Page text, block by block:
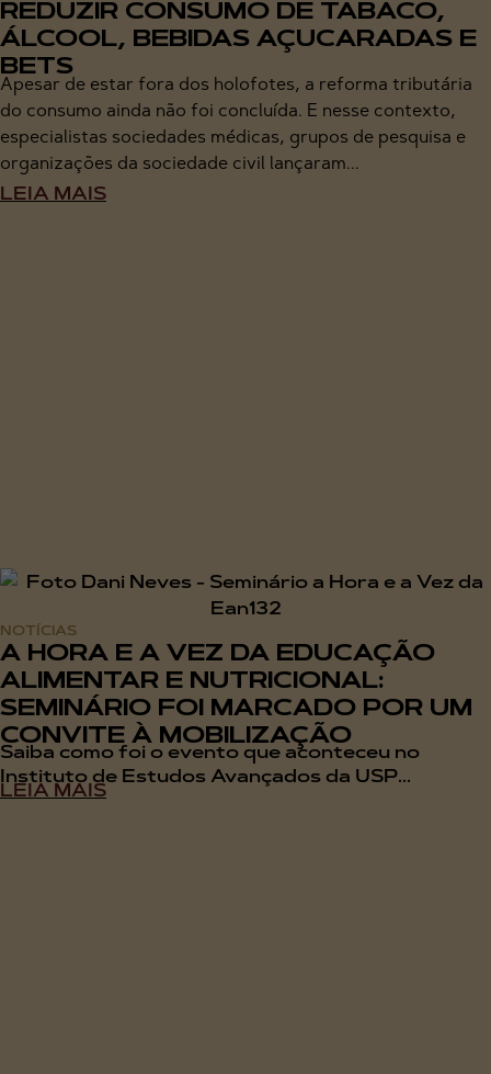
REDUZIR CONSUMO DE TABACO,
ÁLCOOL, BEBIDAS AÇUCARADAS E
BETS
Apesar de estar fora dos holofotes, a reforma tributária
do consumo ainda não foi concluída. E nesse contexto,
especialistas sociedades médicas, grupos de pesquisa e
organizações da sociedade civil lançaram...
LEIA MAIS
NOTÍCIAS
A HORA E A VEZ DA EDUCAÇÃO
ALIMENTAR E NUTRICIONAL:
SEMINÁRIO FOI MARCADO POR UM
CONVITE À MOBILIZAÇÃO
Saiba como foi o evento que aconteceu no
Instituto de Estudos Avançados da USP...
LEIA MAIS